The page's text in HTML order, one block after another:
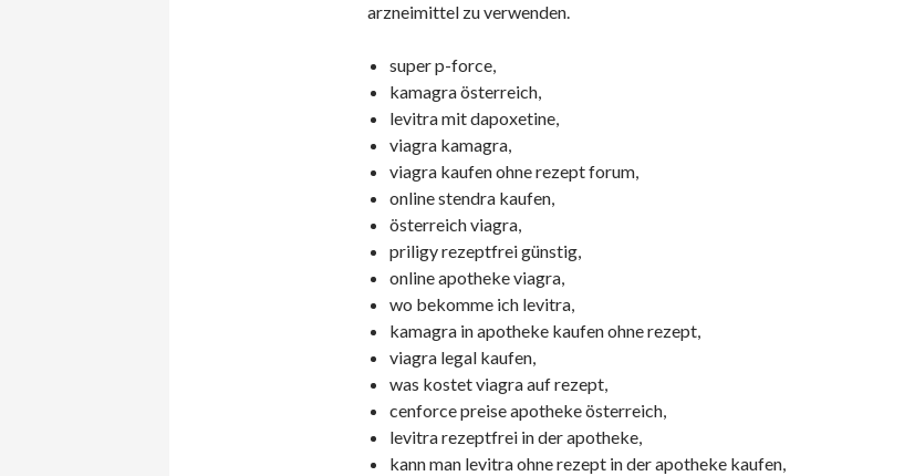
arzneimittel zu verwenden.
super p-force,
kamagra österreich,
levitra mit dapoxetine,
viagra kamagra,
viagra kaufen ohne rezept forum,
online stendra kaufen,
österreich viagra,
priligy rezeptfrei günstig,
online apotheke viagra,
wo bekomme ich levitra,
kamagra in apotheke kaufen ohne rezept,
viagra legal kaufen,
was kostet viagra auf rezept,
cenforce preise apotheke österreich,
levitra rezeptfrei in der apotheke,
kann man levitra ohne rezept in der apotheke kaufen,